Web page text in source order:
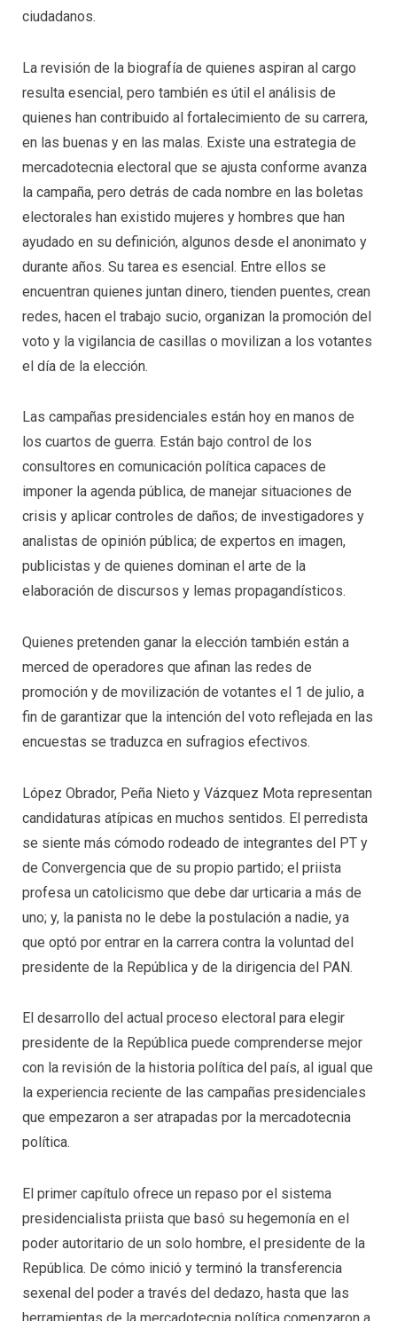
ciudadanos.
La revisión de la biografía de quienes aspiran al cargo
resulta esencial, pero también es útil el análisis de
quienes han contribuido al fortalecimiento de su carrera,
en las buenas y en las malas. Existe una estrategia de
mercadotecnia electoral que se ajusta conforme avanza
la campaña, pero detrás de cada nombre en las boletas
electorales han existido mujeres y hombres que han
ayudado en su definición, algunos desde el anonimato y
durante años. Su tarea es esencial. Entre ellos se
encuentran quienes juntan dinero, tienden puentes, crean
redes, hacen el trabajo sucio, organizan la promoción del
voto y la vigilancia de casillas o movilizan a los votantes
el día de la elección.
Las campañas presidenciales están hoy en manos de
los cuartos de guerra. Están bajo control de los
consultores en comunicación política capaces de
imponer la agenda pública, de manejar situaciones de
crisis y aplicar controles de daños; de investigadores y
analistas de opinión pública; de expertos en imagen,
publicistas y de quienes dominan el arte de la
elaboración de discursos y lemas propagandísticos.
Quienes pretenden ganar la elección también están a
merced de operadores que afinan las redes de
promoción y de movilización de votantes el 1 de julio, a
fin de garantizar que la intención del voto reflejada en las
encuestas se traduzca en sufragios efectivos.
López Obrador, Peña Nieto y Vázquez Mota representan
candidaturas atípicas en muchos sentidos. El perredista
se siente más cómodo rodeado de integrantes del PT y
de Convergencia que de su propio partido; el priista
profesa un catolicismo que debe dar urticaria a más de
uno; y, la panista no le debe la postulación a nadie, ya
que optó por entrar en la carrera contra la voluntad del
presidente de la República y de la dirigencia del PAN.
El desarrollo del actual proceso electoral para elegir
presidente de la República puede comprenderse mejor
con la revisión de la historia política del país, al igual que
la experiencia reciente de las campañas presidenciales
que empezaron a ser atrapadas por la mercadotecnia
política.
El primer capítulo ofrece un repaso por el sistema
presidencialista priista que basó su hegemonía en el
poder autoritario de un solo hombre, el presidente de la
República. De cómo inició y terminó la transferencia
sexenal del poder a través del dedazo, hasta que las